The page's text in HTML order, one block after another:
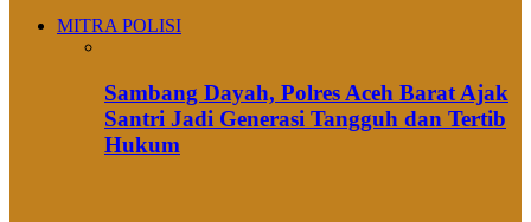
MITRA POLISI
Sambang Dayah, Polres Aceh Barat Ajak
Santri Jadi Generasi Tangguh dan Tertib
Hukum